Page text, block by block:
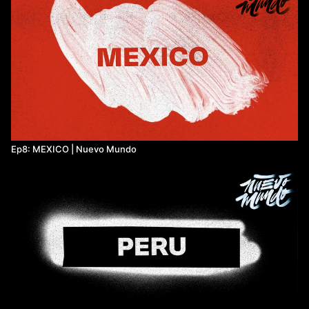
Ep8: MEXICO | Nuevo Mundo